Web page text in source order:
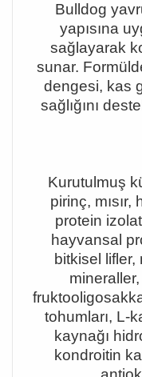
Bulldog
yapısına
sağlayarak
sunar.
dengesi, kas
sağlığını
Kurutulmuş
pirinç,
protein
hayvansal
bitkisel
mineraller,
tohumları, L-
kaynağı
kondroitin